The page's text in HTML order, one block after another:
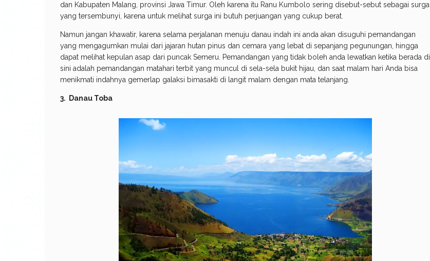
dan Kabupaten Malang, provinsi Jawa Timur. Oleh karena itu Ranu Kumbolo sering disebut-sebut sebagai surga
yang tersembunyi, karena untuk melihat surga ini butuh perjuangan yang cukup berat.
Namun jangan khawatir, karena selama perjalanan menuju danau indah ini anda akan disuguhi pemandangan
yang mengagumkan mulai dari jajaran hutan pinus dan cemara yang lebat di sepanjang pegunungan, hingga
dapat melihat kepulan asap dari puncak Semeru. Pemandangan yang tidak boleh anda lewatkan ketika berada di
sini adalah pemandangan matahari terbit yang muncul di sela-sela bukit hijau, dan saat malam hari Anda bisa
menikmati indahnya gemerlap galaksi bimasakti di langit malam dengan mata telanjang.
3. Danau Toba